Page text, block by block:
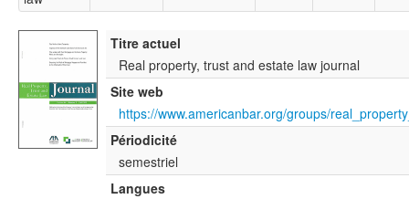
Titre actuel
Real property, trust and estate law journal
Site web
Périodicité
semestriel
Langues